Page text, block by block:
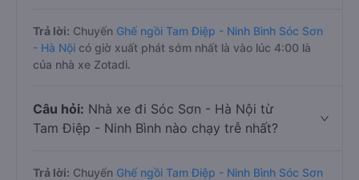
Trả lời: Chuyến Ghế ngồi Tam Điệp - Ninh Bình Sóc Sơn
- Hà Nội có giờ xuất phát sớm nhất là vào lúc 4:00 là
của nhà xe Zotadi.
Câu hỏi: Nhà xe đi Sóc Sơn - Hà Nội từ
Tam Điệp - Ninh Bình nào chạy trễ nhất?
Trả lời: Chuyến Ghế ngồi Tam Điệp - Ninh Bình Sóc Sơn